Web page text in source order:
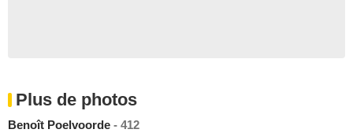
Plus de photos
Benoît Poelvoorde - 412